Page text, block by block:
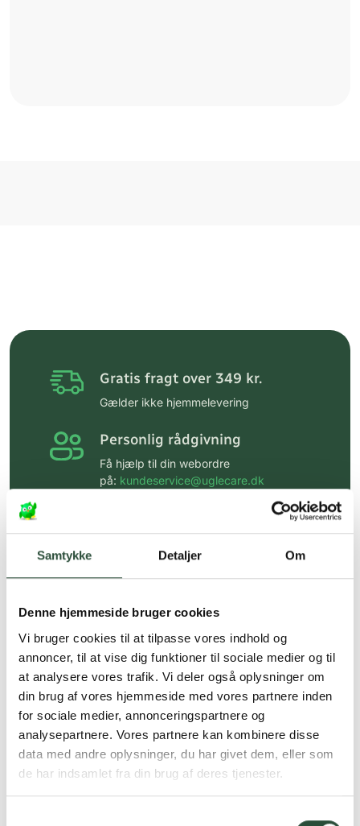
Samtykke Detaljer Om
Denne hjemmeside bruger cookies
Vi bruger cookies til at tilpasse vores indhold og
annoncer, til at vise dig funktioner til sociale medier og til
at analysere vores trafik. Vi deler også oplysninger om
din brug af vores hjemmeside med vores partnere inden
for sociale medier, annonceringspartnere og
analysepartnere. Vores partnere kan kombinere disse
data med andre oplysninger, du har givet dem, eller som
de har indsamlet fra din brug af deres tjenester.
Gratis fragt over 349 kr.
Gælder ikke hjemmelevering
Personlig rådgivning
Få hjælp til din webordre
på: kundeservice@uglecare.dk
Hurtig levering (30 min. i Kbh)
Faste lave priser*
Stort udvalg af kendte
produkter
Vi tilbyder et stort udvalg af kendte
cremer, vitaminer og andre spændende
produkter – altid til fast lav pris.
Læs mere om Uglecare.dk her